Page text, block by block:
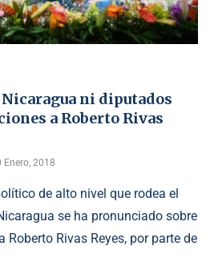
ni diputados
a Roberto Rivas
Enero, 2018
de alto nivel que rodea el
se ha pronunciado sobre
Roberto Rivas Reyes, por parte de